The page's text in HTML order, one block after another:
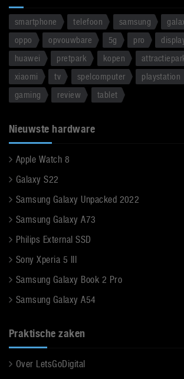
smartphone telefoon samsung
oppo
opvouwbare 5g pro
huawei
pretpark kopen
xiaomi
tv spelcomputer playstation
gaming
review tablet
Nieuwste hardware
Apple Watch 8
Galaxy S22
Samsung Galaxy Unpacked 2022
Samsung Galaxy A73
Philips External SSD
Sony Xperia 5 III
Samsung Galaxy Book 2 Pro
Samsung Galaxy A54
Praktische zaken
Over LetsGoDigital